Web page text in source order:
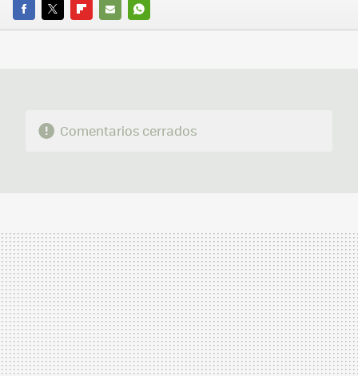
FACEBOOK
TWITTERFLIPBOARD
E-
WHATSAPP
Comentarios cerrados